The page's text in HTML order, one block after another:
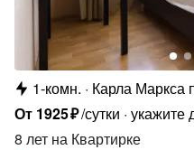
1-комн.
Карла Маркса
От 1925₽/сутки укажите
8 лет на Квартирке